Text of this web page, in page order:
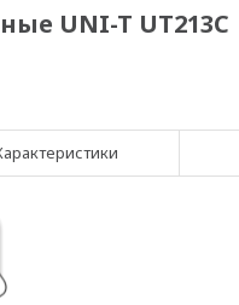
UNI-T UT213C